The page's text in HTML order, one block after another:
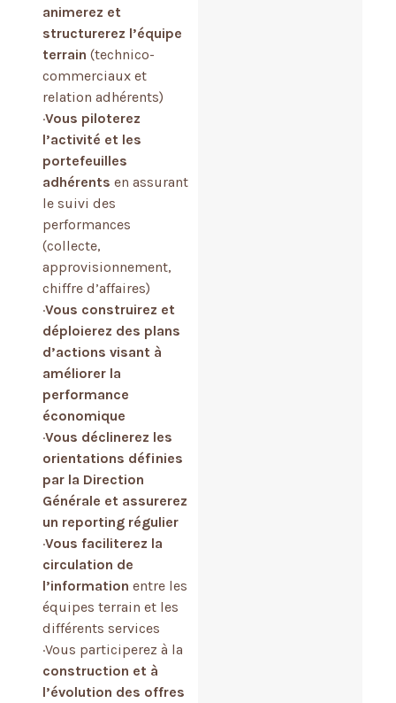
animerez et
structurerez l’équipe
terrain (technico-
commerciaux et
relation adhérents)
·Vous piloterez
l’activité et les
portefeuilles
adhérents en assurant
le suivi des
performances
(collecte,
approvisionnement,
chiffre d’affaires)
·Vous construirez et
déploierez des plans
d’actions visant à
améliorer la
performance
économique
·Vous déclinerez les
orientations définies
par la Direction
Générale et assurerez
un reporting régulier
·Vous faciliterez la
circulation de
l’information entre les
équipes terrain et les
différents services
·Vous participerez à la
construction et à
l’évolution des offres